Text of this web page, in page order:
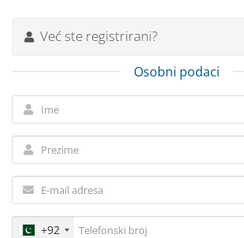
Već ste registrirani?
Osobni podaci
+92